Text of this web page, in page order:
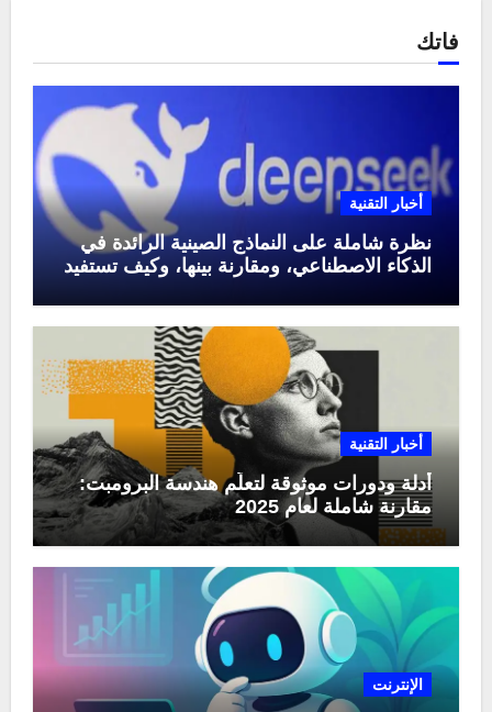
فاتك
أخبار التقنية
نظرة شاملة على النماذج الصينية الرائدة في
الذكاء الاصطناعي، ومقارنة بينها، وكيف تستفيد
أخبار التقنية
أدلة ودورات موثوقة لتعلّم هندسة البرومبت:
مقارنة شاملة لعام 2025
الإنترنت